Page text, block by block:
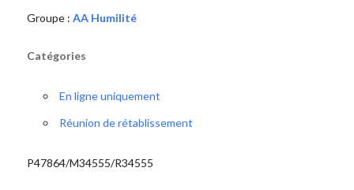
Groupe : AA Humilité
Catégories
En ligne uniquement
Réunion de rétablissement
P47864/M34555/R34555